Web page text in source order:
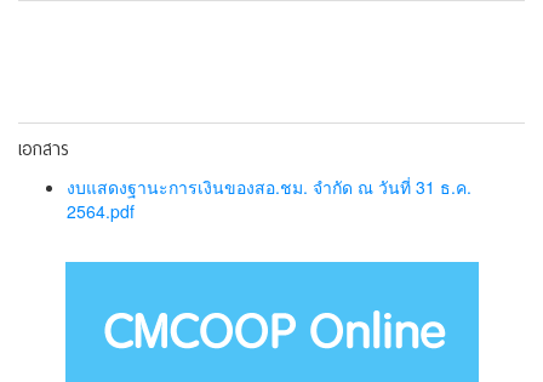
เอกสาร
งบแสดงฐานะการเงินของสอ.ชม. จำกัด ณ วันที่ 31 ธ.ค.
2564.pdf